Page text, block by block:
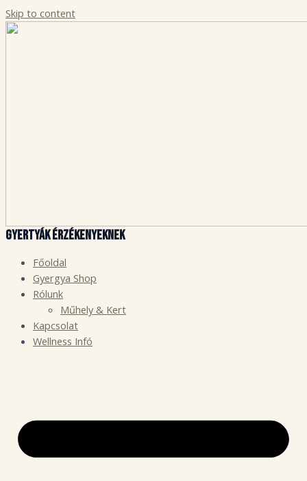
Skip to content
Gyertyák érzékenyeknek
Főoldal
Gyergya Shop
Rólunk
Műhely & Kert
Kapcsolat
Wellness Infó